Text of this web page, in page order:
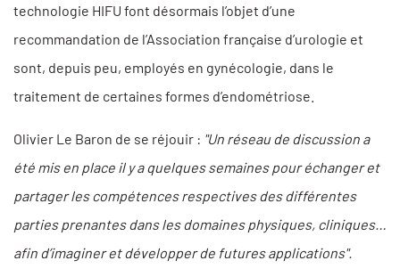
technologie HIFU font désormais l’objet d’une
recommandation de l’Association française d’urologie et
sont, depuis peu, employés en gynécologie, dans le
traitement de certaines formes d’endométriose.
Olivier Le Baron de se réjouir : "Un réseau de discussion a
été mis en place il y a quelques semaines pour échanger et
partager les compétences respectives des différentes
parties prenantes dans les domaines physiques, cliniques…
afin d’imaginer et développer de futures applications".